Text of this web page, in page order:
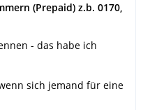
(Prepaid) z.b. 0170,
- das habe ich
sich jemand für eine